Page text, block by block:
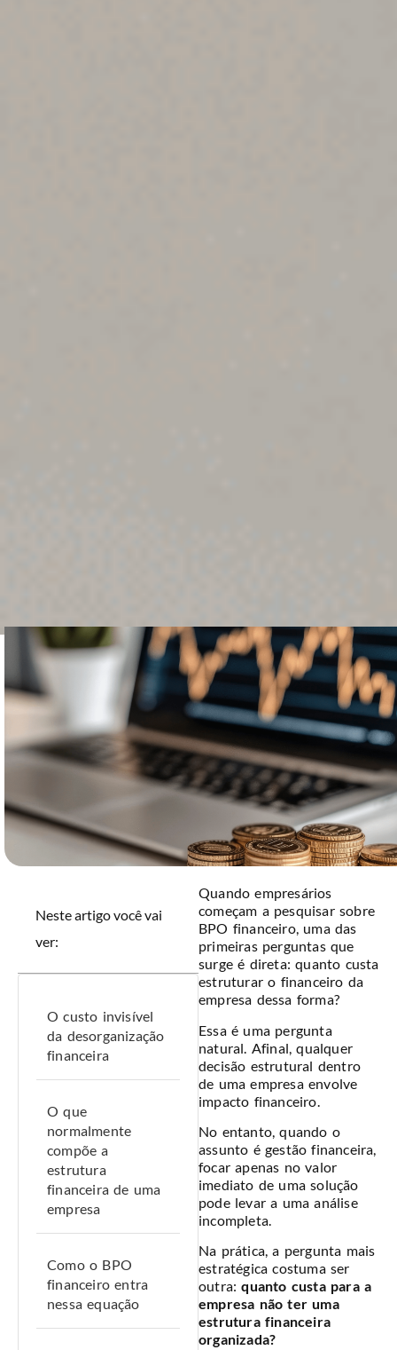
Neste artigo você vai
ver:
O custo invisível
da desorganização
financeira
O que
normalmente
compõe a
estrutura
financeira de uma
empresa
Como o BPO
financeiro entra
nessa equação
Quando empresários
começam a pesquisar sobre
BPO financeiro, uma das
primeiras perguntas que
surge é direta: quanto custa
estruturar o financeiro da
empresa dessa forma?
Essa é uma pergunta
natural. Afinal, qualquer
decisão estrutural dentro
de uma empresa envolve
impacto financeiro.
No entanto, quando o
assunto é gestão financeira,
focar apenas no valor
imediato de uma solução
pode levar a uma análise
incompleta.
Na prática, a pergunta mais
estratégica costuma ser
outra:quanto custa para a
empresa não ter uma
estrutura financeira
organizada?